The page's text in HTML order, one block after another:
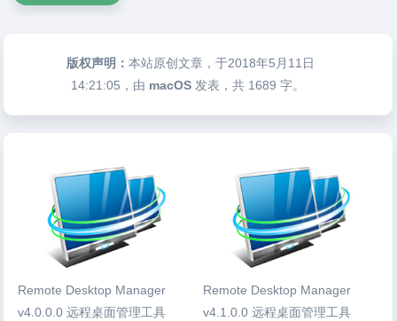
版权声明：本站原创文章，于2018年5月11日
14:21:05 ，由 macOS 发表，共 1689 字。
Remote Desktop Manager
v4.0.0.0 远程桌面管理工具
Remote Desktop Manager
v4.1.0.0 远程桌面管理工具